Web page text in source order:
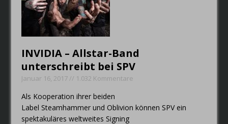
INVIDIA – Allstar-Band
unterschreibt bei SPV
Januar 16, 2017 // 1.032 Kommentare
Als Kooperation ihrer beiden
Label Steamhammer und Oblivion können SPV ein
spektakuläres weltweites Signing